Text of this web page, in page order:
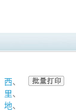
西、
里、
地、